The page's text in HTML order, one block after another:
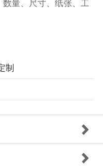
量、尺寸、纸张、工
制